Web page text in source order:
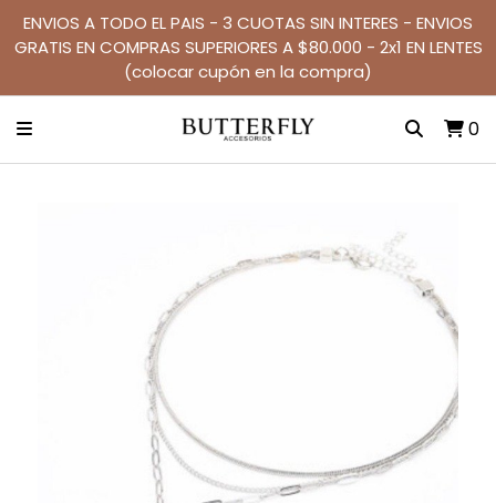
ENVIOS A TODO EL PAIS - 3 CUOTAS SIN INTERES - ENVIOS
GRATIS EN COMPRAS SUPERIORES A $80.000 - 2x1 EN LENTES
(colocar cupón en la compra)
0